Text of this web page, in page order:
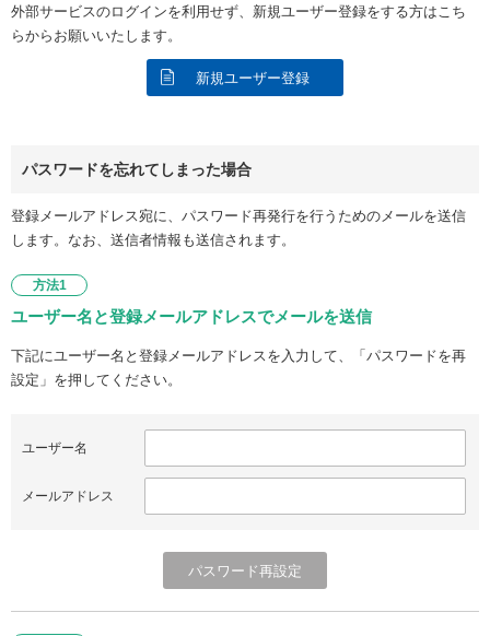
外部サービスのログインを利用せず、新規ユーザー登録をする方はこち
らからお願いいたします。
新規ユーザー登録
パスワードを忘れてしまった場合
登録メールアドレス宛に、パスワード再発行を行うためのメールを送信
します。なお、送信者情報も送信されます。
方法1
ユーザー名と登録メールアドレスでメールを送信
下記にユーザー名と登録メールアドレスを入力して、「パスワードを再
設定」を押してください。
ユーザー名
メールアドレス